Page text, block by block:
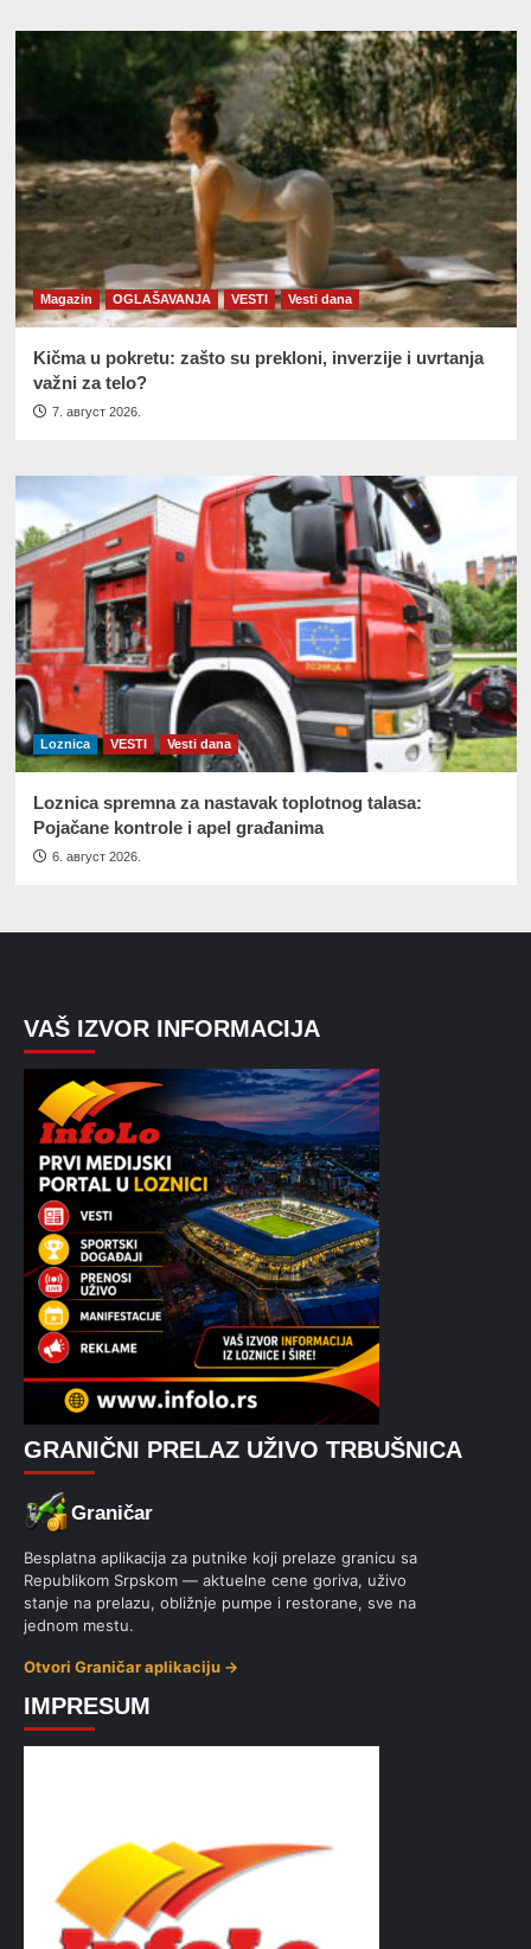
Magazin OGLAŠAVANJA VESTI Vesti dana
Kičma u pokretu: zašto su prekloni, inverzije i uvrtanja
važni za telo?
7. август 2026.
Loznica VESTI Vesti dana
Loznica spremna za nastavak toplotnog talasa:
Pojačane kontrole i apel građanima
6. август 2026.
VAŠ IZVOR INFORMACIJA
GRANIČNI PRELAZ UŽIVO TRBUŠNICA
Graničar
Besplatna aplikacija za putnike koji prelaze granicu sa
Republikom Srpskom — aktuelne cene goriva, uživo
stanje na prelazu, obližnje pumpe i restorane, sve na
jednom mestu.
Otvori Graničar aplikaciju →
IMPRESUM